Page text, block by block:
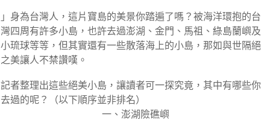
」身為台灣人，這片寶島的美景你踏遍了嗎？被海洋環抱的台
灣四周有許多小島，也許去過澎湖、金門、馬祖、綠島蘭嶼及
小琉球等等，但其實還有一些散落海上的小島，那如與世隔絕
之美讓人不禁讚嘆。
記者整理出這些絕美小島，讓讀者可一探究竟，其中有哪些你
去過的呢？（以下順序並非排名）
一、澎湖險礁嶼